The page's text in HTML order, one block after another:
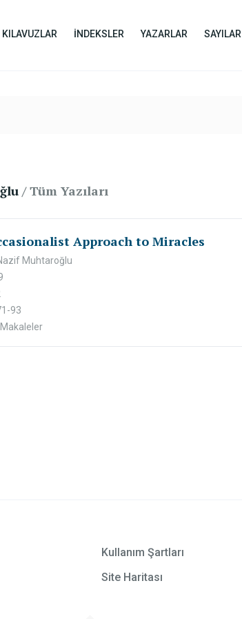
KILAVUZLAR İNDEKSLER YAZARLAR SAYILAR
/ Tüm Yazıları
Approach to Miracles
Muhtaroğlu
93
Makaleler
Kullanım Şartları
Site Haritası